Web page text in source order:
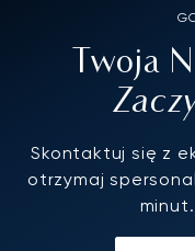
Twoja
Skontaktuj się z
otrzymaj